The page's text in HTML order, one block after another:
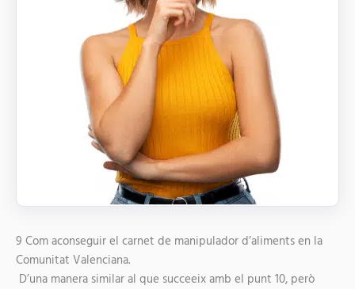
9 Com aconseguir el carnet de manipulador d’aliments en la
Comunitat Valenciana.
D’una manera similar al que succeeix amb el punt 10, però